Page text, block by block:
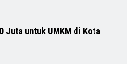
Juta untuk UMKM di Kota